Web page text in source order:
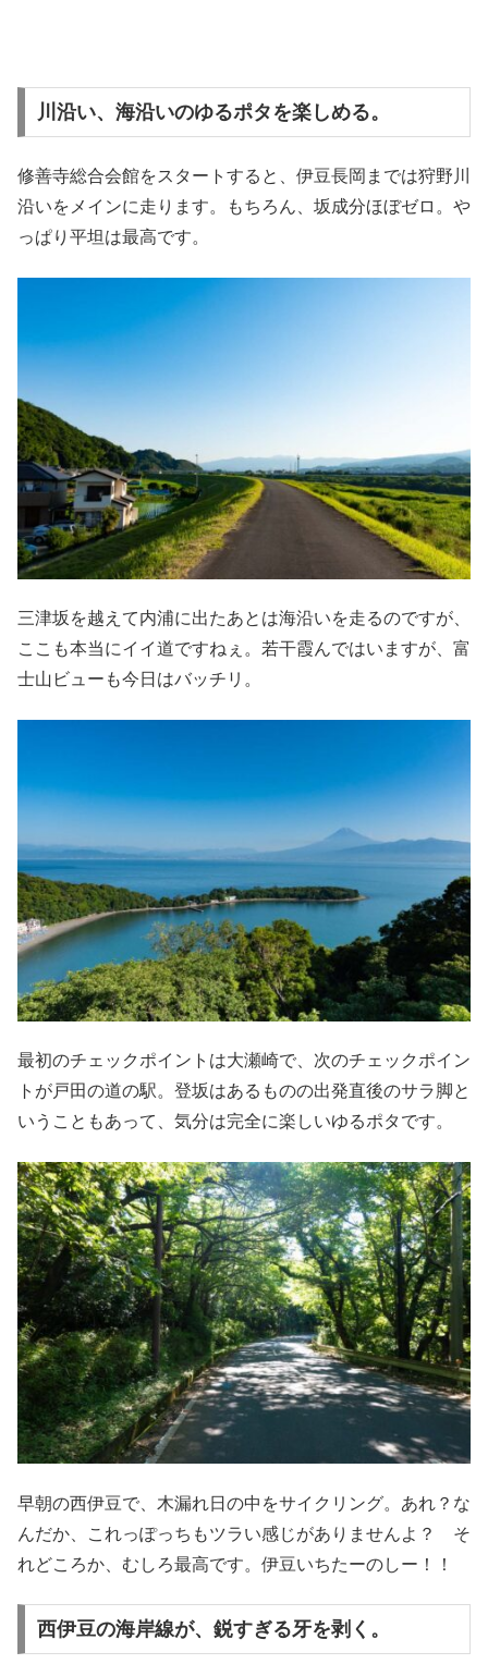
川沿い、海沿いのゆるポタを楽しめる。
修善寺総合会館をスタートすると、伊豆長岡までは狩野川
沿いをメインに走ります。もちろん、坂成分ほぼゼロ。や
っぱり平坦は最高です。
三津坂を越えて内浦に出たあとは海沿いを走るのですが、
ここも本当にイイ道ですねぇ。若干霞んではいますが、富
士山ビューも今日はバッチリ。
最初のチェックポイントは大瀬崎で、次のチェックポイン
トが戸田の道の駅。登坂はあるものの出発直後のサラ脚と
いうこともあって、気分は完全に楽しいゆるポタです。
早朝の西伊豆で、木漏れ日の中をサイクリング。あれ？な
んだか、これっぽっちもツラい感じがありませんよ？ そ
れどころか、むしろ最高です。伊豆いちたーのしー！！
西伊豆の海岸線が、鋭すぎる牙を剥く。